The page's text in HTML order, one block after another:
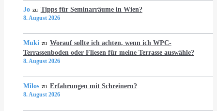
Jo zu Tipps für Seminarräume in Wien?
8. August 2026
Muki zu Worauf sollte ich achten, wenn ich WPC-
Terrassenboden oder Fliesen für meine Terrasse auswähle?
8. August 2026
Milos zu Erfahrungen mit Schreinern?
8. August 2026